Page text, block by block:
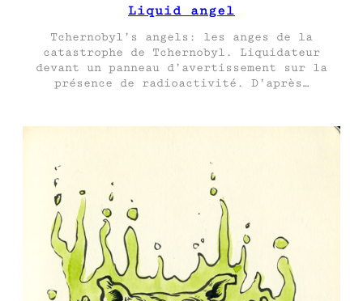
Liquid angel
Tchernobyl’s angels: les anges de la
catastrophe de Tchernobyl. Liquidateur
devant un panneau d’avertissement sur la
présence de radioactivité. D’après…